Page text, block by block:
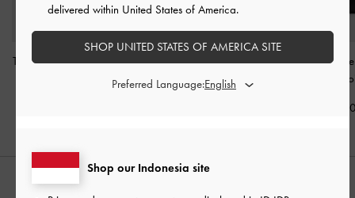
Tas Bahu Studded Tatiana
Tas Bowling Multi-Pocket
- Noir
Tas Top
Shop our Indonesia site
delivered within United States of America.
SHOP UNITED STATES OF AMERICA SITE
Preferred Language: